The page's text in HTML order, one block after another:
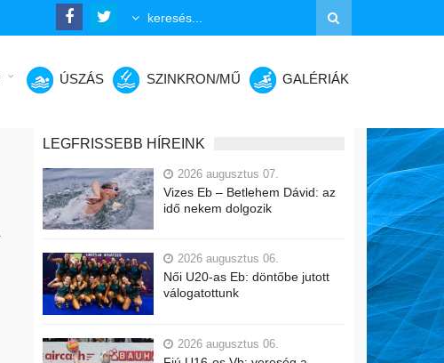
ÚSZÁS SZINKRON/MŰ GALÉRIÁK
LEGFRISSEBB HÍREINK
2026 augusztus 07.
Vizes Eb – Betlehem Dávid: az
idő nekem dolgozik
2026 augusztus 06.
Női U20-as Eb: döntőbe jutott
válogatottunk
2026 augusztus 06.